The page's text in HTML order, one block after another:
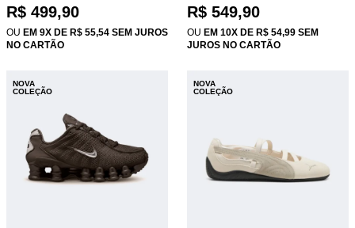
CT35890002
R$ 499,90
OU EM 9X DE R$ 55,54 SEM JUROS
NO CARTÃO
R$ 549,90
OU EM 10X DE R$ 54,99 SEM
JUROS NO CARTÃO
NOVA
COLEÇÃO
NOVA
COLEÇÃO